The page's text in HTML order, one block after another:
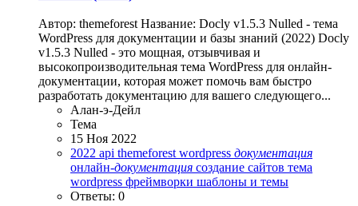
Автор: themeforest Название: Docly v1.5.3 Nulled - тема
WordPress для документации и базы знаний (2022) Docly
v1.5.3 Nulled - это мощная, отзывчивая и
высокопроизводительная тема WordPress для онлайн-
документации, которая может помочь вам быстро
разработать документацию для вашего следующего...
Алан-э-Дейл
Тема
15 Ноя 2022
2022 api themeforest wordpress документация
онлайн-документация создание сайтов тема
wordpress фреймворки шаблоны и темы
Ответы: 0